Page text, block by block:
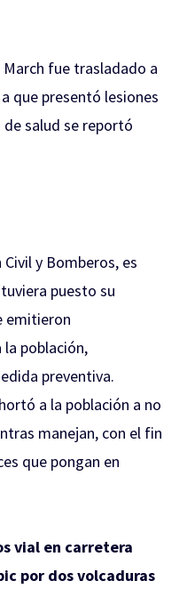
fue trasladado a
que presentó lesiones
de salud se reportó
y Bomberos, es
puesto su
emitieron
la población,
preventiva.
a la población a no
manejan, con el fin
que pongan en
vial en carretera
por dos volcaduras